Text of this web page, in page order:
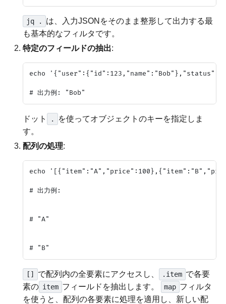
jq .
は、入力JSONをそのまま整形して出力する最
も基本的なフィルタです。
特定のフィールドの抽出:
echo
ドット .
を使ってオブジェクトのキーを指定しま
す。
配列の処理:
echo
# 出力例:
# "A"
[] で配列内の全要素にアクセスし、 .item で各要
素の item フィールドを抽出します。 map フィルタ
を使うと、配列の各要素に処理を適用し、新しい配